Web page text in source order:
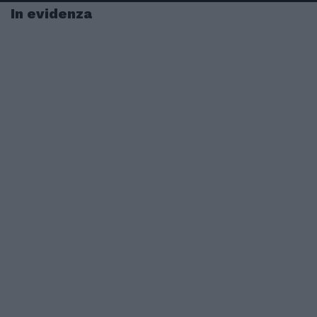
In evidenza